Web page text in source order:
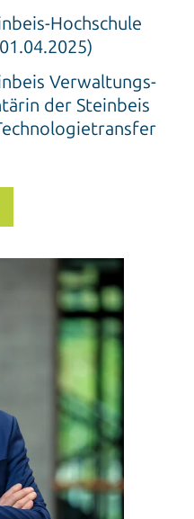
Hochschule
Verwaltungs-
der Steinbeis